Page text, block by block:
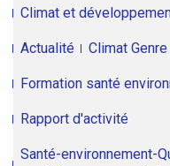
Climat et
Actualité Climat Genre
Formation santé
Rapport d'activité
Santé-environnement-